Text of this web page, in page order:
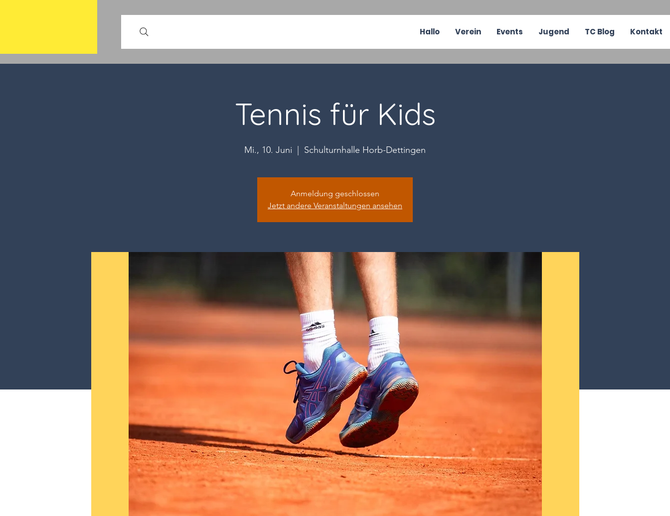
Hallo Verein Events Jugend TC Blog Kontakt
Tennis für Kids
Mi., 10. Juni Schulturnhalle Horb-Dettingen
Anmeldung geschlossen
Jetzt andere Veranstaltungen ansehen